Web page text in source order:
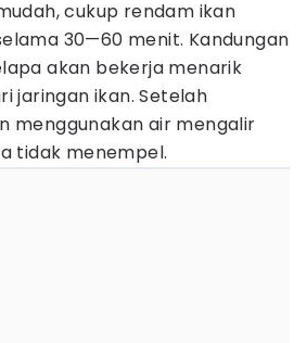
cukup rendam ikan
30—60 menit. Kandungan
akan bekerja menarik
jaringan ikan. Setelah
menggunakan air mengalir
tidak menempel.